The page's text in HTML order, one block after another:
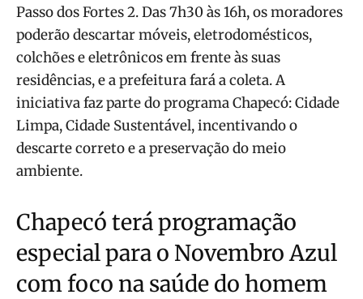
Passo dos Fortes 2. Das 7h30 às 16h, os moradores
poderão descartar móveis, eletrodomésticos,
colchões e eletrônicos em frente às suas
residências, e a prefeitura fará a coleta. A
iniciativa faz parte do programa Chapecó: Cidade
Limpa, Cidade Sustentável, incentivando o
descarte correto e a preservação do meio
ambiente.
Chapecó terá programação
especial para o Novembro Azul
com foco na saúde do homem